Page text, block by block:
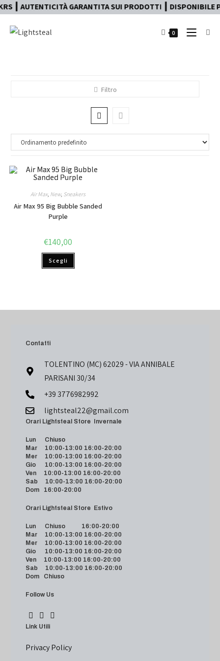
GARANTITA SUI PRODOTTI ┃
0
Filtro
Air Max, New, Sneakers
Air Max 95 Big Bubble Sanded
Purple
€140,00
Scegli
Contatti
TOLENTINO (MC) 62029 - VIA ANNIBALE
PARISANI 30/34
+39 3776982992
lightsteal22@gmail.com
Orari Lightsteal Store Invernale
Lun Chiuso
Mar 10:00-13:00 16:00-20:00
Mer 10:00-13:00 16:00-20:00
Gio 10:00-13:00 16:00-20:00
Ven 10:00-13:00 16:00-20:00
Sab 10:00-13:00 16:00-20:00
Dom 16:00-20:00
Orari Lightsteal Store Estivo
Lun Chiuso 16:00-20:00
Mar 10:00-13:00 16:00-20:00
Mer 10:00-13:00 16:00-20:00
Gio 10:00-13:00 16:00-20:00
Ven 10:00-13:00 16:00-20:00
Sab 10:00-13:00 16:00-20:00
Dom Chiuso
Follow Us
Link Utili
Privacy Policy